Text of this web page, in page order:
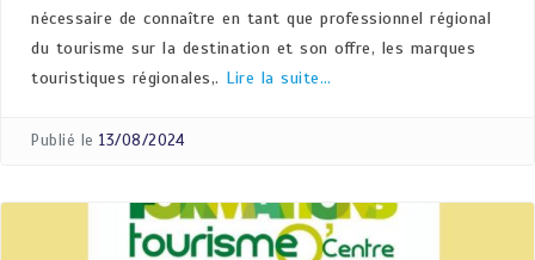
nécessaire de connaître en tant que professionnel régional
du tourisme sur la destination et son offre, les marques
touristiques régionales,. Lire la suite…
Publié le 13/08/2024